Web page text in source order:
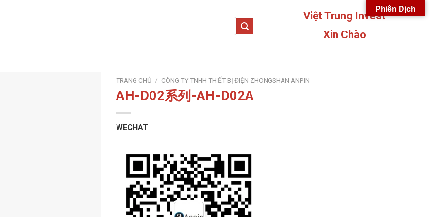
Việt Trung Invest
Xin Chào
TRANG CHỦ / CÔNG TY TNHH THIẾT BỊ ĐIỆN ZHONGSHAN ANPIN
AH-D02系列-AH-D02A
WECHAT
Phiên Dịch